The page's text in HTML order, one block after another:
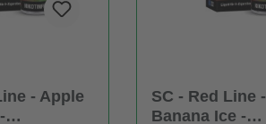
- Apple
SC - Red Line -
Banana Ice -